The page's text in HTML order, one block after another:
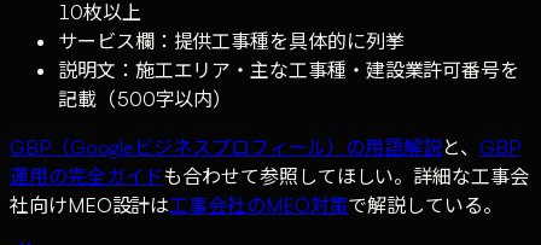
10枚以上
サービス欄：提供工事種を具体的に列挙
説明文：施工エリア・主な工事種・建設業許可番号を
記載（500字以内）
GBP（Googleビジネスプロフィール）の用語解説と、 GBP
運用の完全ガイドも合わせて参照してほしい。詳細な工事会
社向けMEO設計は工事会社のMEO対策で解説している。